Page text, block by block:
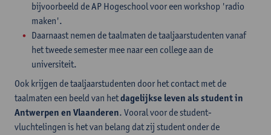
bijvoorbeeld de AP Hogeschool voor een workshop 'radio
maken'.
Daarnaast nemen de taalmaten de taaljaarstudenten vanaf
het tweede semester mee naar een college aan de
universiteit.
Ook krijgen de taaljaarstudenten door het contact met de
taalmaten een beeld van hetdagelijkse leven als student in
Antwerpen en Vlaanderen. Vooral voor de student-
vluchtelingen is het van belang dat zij student onder de